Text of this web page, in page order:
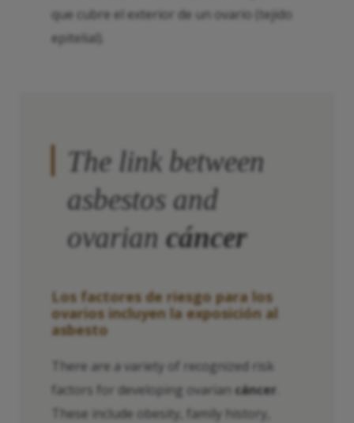
que cubre el exterior de un ovario (tejido
epitelial).
The link between
asbestos and
ovariancáncer
Los factores de riesgo para los
ovarios incluyen la exposición al
asbesto
There are a variety of recognized risk
factors for developing ovarian cáncer
These include obesity, family history,